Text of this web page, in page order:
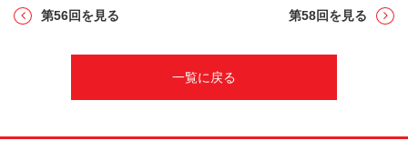
第56回を見る
一覧に戻る
第58回を見る